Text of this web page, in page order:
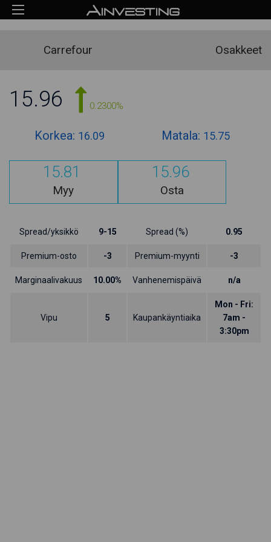
Carrefour Osakkeet
15.96 0.2300%
Korkea: 16.09 Matala: 15.75
15.81
Myy
15.96
Osta
Spread/yksikkö 9-15 Spread (%) 0.95
Premium-osto -3 Premium-myynti -3
Marginaalivakuus 10.00% Vanhenemispäivä n/a
Vipu 5 Kaupankäyntiaika
Mon - Fri:
7am -
3:30pm